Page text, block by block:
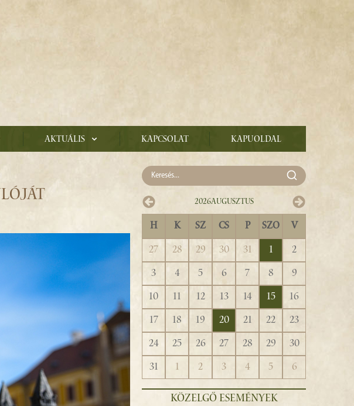
Aktuális Kapcsolat Kapuoldal
2026Augusztus
H K SZ CS P SZO V
27 28 29 30 31 1
2
3
4 5 6 7 8
9
10
11 12 13 14 15
16
17
18 19 20 21 22
23
24
25 26 27 28 29
30
31
1 2 3 4 5 6
KÖZELGŐ ESEMÉNYEK